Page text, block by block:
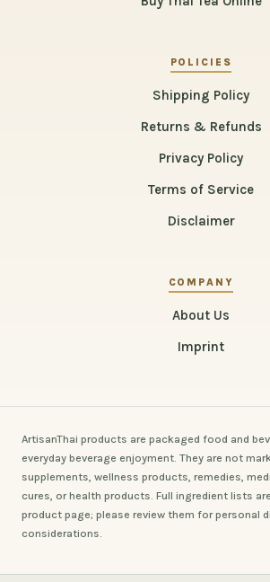
POLICIES
Shipping Policy
Returns & Refunds
Privacy Policy
Terms of Service
Disclaimer
COMPANY
About Us
Imprint
ArtisanThai products are packaged food and
everyday beverage enjoyment. They are not
supplements, wellness products, remedies,
cures, or health products. Full ingredient lists
product page; please review them for personal
considerations.